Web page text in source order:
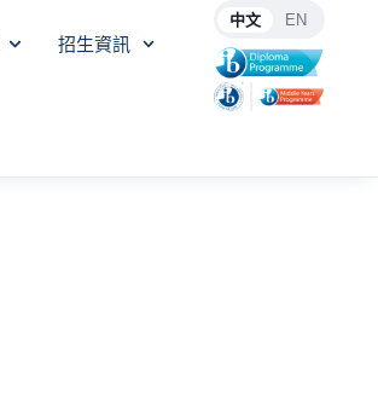
招生資訊
中文 EN